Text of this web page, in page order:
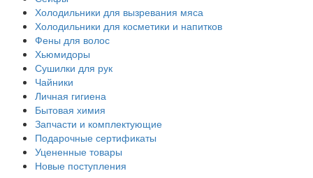
Холодильники для вызревания мяса
Холодильники для косметики и напитков
Фены для волос
Хьюмидоры
Сушилки для рук
Чайники
Личная гигиена
Бытовая химия
Запчасти и комплектующие
Подарочные сертификаты
Уцененные товары
Новые поступления